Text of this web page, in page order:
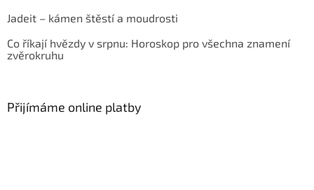
Jadeit – kámen štěstí a moudrosti
Co říkají hvězdy v srpnu: Horoskop pro všechna znamení
zvěrokruhu
Přijímáme online platby